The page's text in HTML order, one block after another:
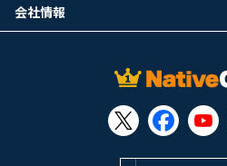
会社情報